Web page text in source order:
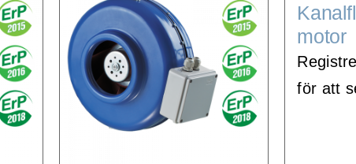
motor
för att